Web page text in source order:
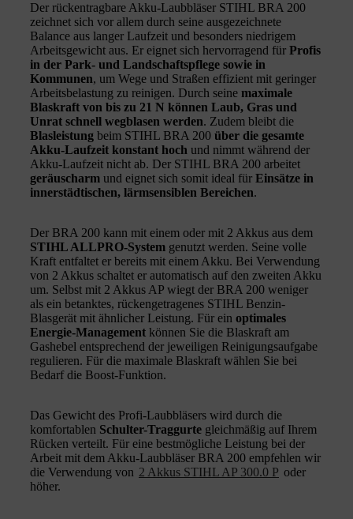
Der rückentragbare Akku-Laubbläser STIHL BRA 200
zeichnet sich vor allem durch seine ausgezeichnete
Balance aus langer Laufzeit und besonders niedrigem
Arbeitsgewicht aus. Er eignet sich hervorragend für Profis
in der Park- und Landschaftspflege sowie in
Kommunen, um Wege und Straßen effizient mit geringer
Arbeitsbelastung zu reinigen. Durch seine maximale
Blaskraft von bis zu 21 N können Laub, Gras und
Unrat schnell wegblasen werden. Zudem bleibt die
Blasleistung beim STIHL BRA 200 über die gesamte
Akku-Laufzeit konstant hoch und nimmt während der
Akku-Laufzeit nicht ab. Der STIHL BRA 200 arbeitet
geräuscharm und eignet sich somit ideal für Einsätze in
innerstädtischen, lärmsensiblen Bereichen.
Der BRA 200 kann mit einem oder mit 2 Akkus aus dem
STIHL ALLPRO-System genutzt werden. Seine volle
Kraft entfaltet er bereits mit einem Akku. Bei Verwendung
von 2 Akkus schaltet er automatisch auf den zweiten Akku
um. Selbst mit 2 Akkus AP wiegt der BRA 200 weniger
als ein betanktes, rückengetragenes STIHL Benzin-
Blasgerät mit ähnlicher Leistung. Für ein optimales
Energie-Management können Sie die Blaskraft am
Gashebel entsprechend der jeweiligen Reinigungsaufgabe
regulieren. Für die maximale Blaskraft wählen Sie bei
Bedarf die Boost-Funktion.
Das Gewicht des Profi-Laubbläsers wird durch die
komfortablen Schulter-Traggurte gleichmäßig auf Ihrem
Rücken verteilt. Für eine bestmögliche Leistung bei der
Arbeit mit dem Akku-Laubbläser BRA 200 empfehlen wir
die Verwendung von 2 Akkus STIHL AP 300.0 P oder
höher.